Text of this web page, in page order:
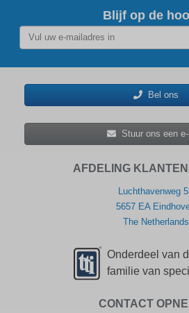
Blijf op de
Bel ons
Stuur ons een e-
AFDELING
Luchthavenweg
5657 EA
The Netherlands
Onderdeel van
familie van
CONTACT